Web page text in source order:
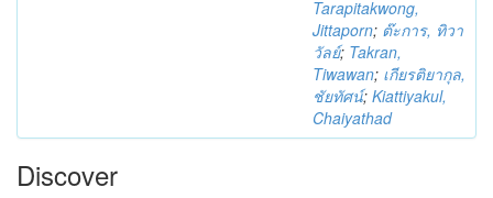
Tarapitakwong,
Jittaporn; ต๊ะการ, ทิวา
วัลย์; Takran,
Tiwawan; เกียรติยากุล,
ชัยทัศน์; Kiattiyakul,
Chaiyathad
Discover